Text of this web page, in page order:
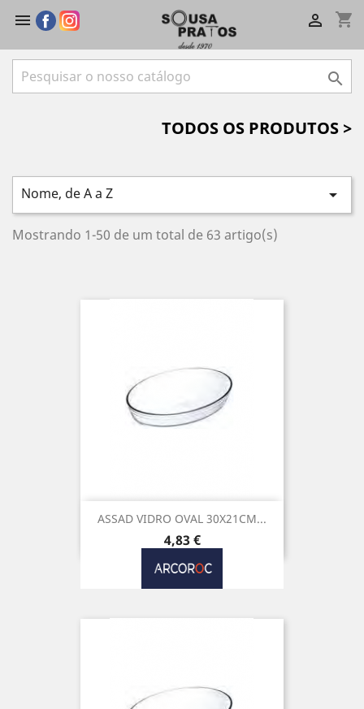
 shopping_cart


TODOS OS PRODUTOS >
Nome, de A a Z 
Mostrando 1-50 de um total de 63 artigo(s)
ASSAD VIDRO OVAL 30X21CM...
Preço
4,83 €